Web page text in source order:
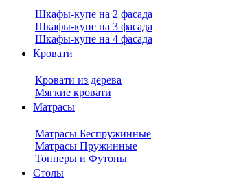
Шкафы-купе на 2 фасада
Шкафы-купе на 3 фасада
Шкафы-купе на 4 фасада
Кровати
Кровати из дерева
Мягкие кровати
Матрасы
Матрасы Беспружинные
Матрасы Пружинные
Топперы и Футоны
Столы